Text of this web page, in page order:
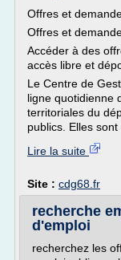
Offres et
Offres et
Accéder à des
accès libre et
Le Centre de
ligne quotidienne
territoriales du
publics. Elles sont
Lire la suite
Site : cdg68.fr
recherche
d'emploi
recherchez les